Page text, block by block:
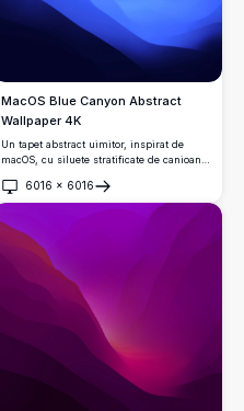
MacOS Blue Canyon Abstract
Wallpaper 4K
Un tapet abstract uimitor, inspirat de
macOS, cu siluete stratificate de canioane
lumină strălucitoare.
6016 × 6016
Deschide